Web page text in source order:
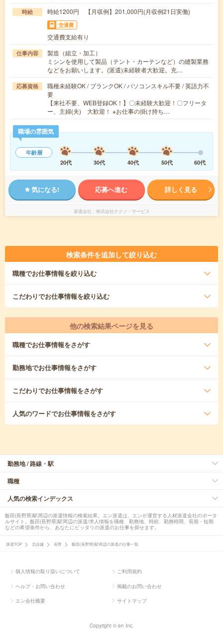
時給 時給1200円 【月収例】201,000円(月収例21日実働)
交通費
交通費支給有り
仕事内容
製造（組立・加工）
ミシンを使用して製品（テント・カーテンなど）の縫製業務
などをお願いします。(派遣)未経験者大歓迎。充…
応募資格
職種未経験OK / ブランクOK / パソコンスキル不要 / 英語力不
要
【来社不要、WEB登録OK！】〇未経験大歓迎！〇フリータ
ー、主婦(夫) 大歓迎！ ※お仕事の掛け持ち…
職場の雰囲気
年齢層
20代
30代 40代 50代 60代
気になる! 応募へ進む 詳しく見る
派遣会社 株式会社テクノ・サービス
検索条件を追加して絞り込む
職種でお仕事情報を絞り込む
こだわりでお仕事情報を絞り込む
他の検索結果ページを見る
職種でお仕事情報をさがす
勤務地でお仕事情報をさがす
こだわりでお仕事情報をさがす
人気のワードでお仕事情報をさがす
勤務地 / 路線・駅
職種
人気の検索インデックス
飯田(長野県)駅周辺の派遣情報の検索結果。エン派遣は、エンが運営する人材派遣会社のポータ
ルサイト。飯田(長野県)駅周辺の派遣/求人情報を職種、勤務地、時給、勤務時間、長期・短期
などの希望条件から、あなたにピッタリの派遣のお仕事を探せます。
派遣TOP 北信越 長野 飯田(長野県)駅周辺の派遣の仕事一覧
個人情報の取り扱いについて ご利用規約
ヘルプ・お問い合わせ 掲載のお問い合わせ
エン会社概要 サイトマップ
Copyright © en Inc.